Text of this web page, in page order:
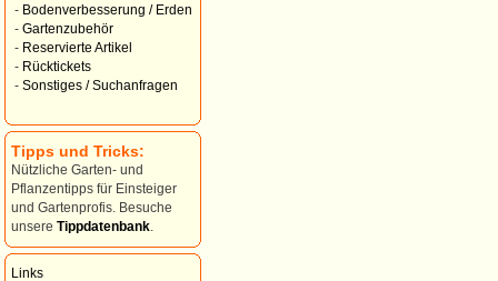
- Bodenverbesserung / Erden
- Gartenzubehör
- Reservierte Artikel
- Rücktickets
- Sonstiges / Suchanfragen
Tipps und Tricks:
Nützliche Garten- und
Pflanzentipps für Einsteiger
und Gartenprofis. Besuche
unsere Tippdatenbank
Links